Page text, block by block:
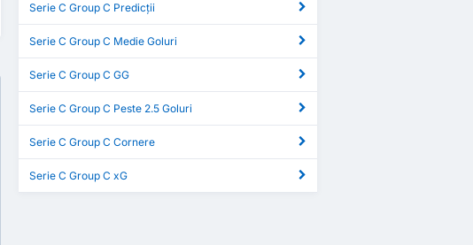
Serie C Group C Predicții
Serie C Group C Medie Goluri
Serie C Group C GG
Serie C Group C Peste 2.5 Goluri
Serie C Group C Cornere
Serie C Group C xG